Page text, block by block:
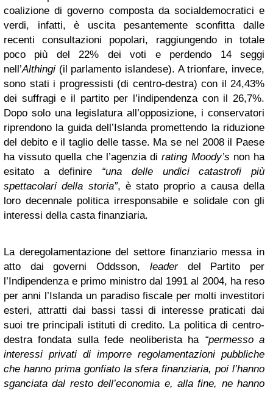
coalizione di governo composta da socialdemocratici e
verdi, infatti, è uscita pesantemente sconfitta dalle
recenti consultazioni popolari, raggiungendo in totale
poco più del 22% dei voti e perdendo 14 seggi
nell’Althingi (il parlamento islandese). A trionfare, invece,
sono stati i progressisti (di centro-destra) con il 24,43%
dei suffragi e il partito per l’indipendenza con il 26,7%.
Dopo solo una legislatura all’opposizione, i conservatori
riprendono la guida dell’Islanda promettendo la riduzione
del debito e il taglio delle tasse. Ma se nel 2008 il Paese
ha vissuto quella che l’agenzia dirating Moody’s non ha
esitato a definire “una delle undici catastrofi più
spettacolari della storia”, è stato proprio a causa della
loro decennale politica irresponsabile e solidale con gli
interessi della casta finanziaria.
La deregolamentazione del settore finanziario messa in
atto dai governi Oddsson, leader del Partito per
l’Indipendenza e primo ministro dal 1991 al 2004, ha reso
per anni l’Islanda un paradiso fiscale per molti investitori
esteri, attratti dai bassi tassi di interesse praticati dai
suoi tre principali istituti di credito. La politica di centro-
destra fondata sulla fede neoliberista ha “permesso a
interessi privati di imporre regolamentazioni pubbliche
che hanno prima gonfiato la sfera finanziaria, poi l’hanno
sganciata dal resto dell’economia e, alla fine, ne hanno